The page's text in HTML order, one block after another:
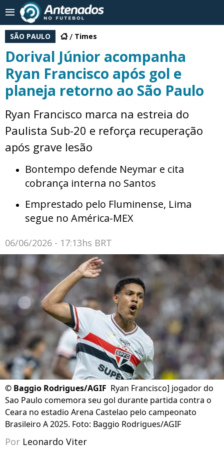
SÃO PAULO Times
Dorival Júnior acompanha
Ryan Francisco após gol e
planeja retorno ao São Paulo
Ryan Francisco marca na estreia do
Paulista Sub-20 e reforça recuperação
após grave lesão
Bontempo defende Neymar e cita
cobrança interna no Santos
Emprestado pelo Fluminense, Lima
segue no América-MEX
06/06/2026 - 17:13hs BRT
© Baggio Rodrigues/AGIF Ryan Francisco] jogador do
Sao Paulo comemora seu gol durante partida contra o
Ceara no estadio Arena Castelao pelo campeonato
Brasileiro A 2025. Foto: Baggio Rodrigues/AGIF
Por Leonardo Viter